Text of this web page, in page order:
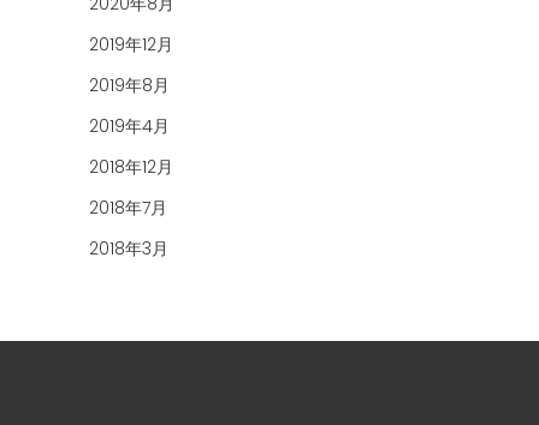
2019年12月
2019年8月
2019年4月
2018年12月
2018年7月
2018年3月